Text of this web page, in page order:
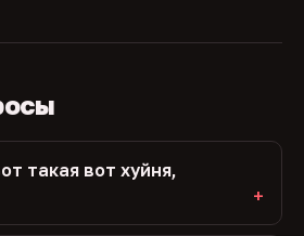
такая вот хуйня,